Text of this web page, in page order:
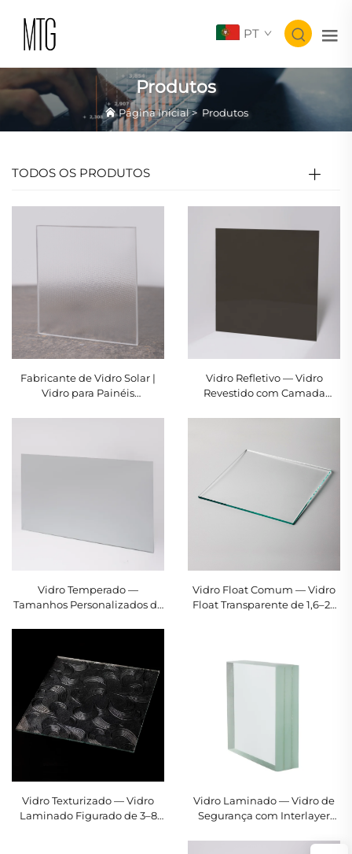
PT
Produtos
Página Inicial> Produtos
TODOS OS PRODUTOS
Fabricante de Vidro Solar |
Vidro para Painéis
Vidro Refletivo — Vidro
Revestido com Camada
Vidro Temperado —
Tamanhos Personalizados de
Vidro Float Comum — Vidro
Float Transparente de 1,6–25
Vidro Texturizado — Vidro
Laminado Figurado de 3–8
Vidro Laminado — Vidro de
Segurança com Interlayer
Acústico | MONTAG